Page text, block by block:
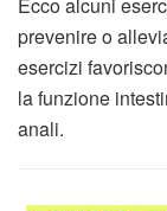
prevenire o
esercizi
la funzione
anali.